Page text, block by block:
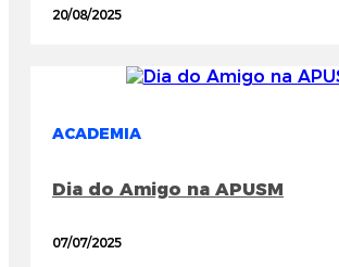
20/08/2025
ACADEMIA
Dia do Amigo na APUSM
07/07/2025